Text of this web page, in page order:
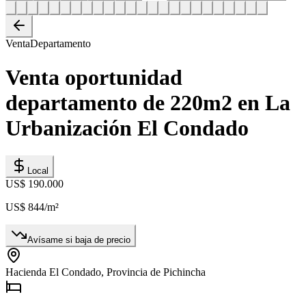
VentaDepartamento
Venta oportunidad
departamento de 220m2 en La
Urbanización El Condado
Local
US$ 190.000
US$ 844/m²
Avísame si baja de precio
Hacienda El Condado, Provincia de Pichincha